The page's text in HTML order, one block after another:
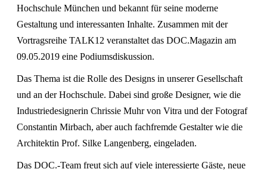
Hochschule München und bekannt für seine moderne
Gestaltung und interessanten Inhalte. Zusammen mit der
Vortragsreihe TALK12 veranstaltet das DOC.Magazin am
09.05.2019 eine Podiumsdiskussion.
Das Thema ist die Rolle des Designs in unserer Gesellschaft
und an der Hochschule. Dabei sind große Designer, wie die
Industriedesignerin Chrissie Muhr von Vitra und der Fotograf
Constantin Mirbach, aber auch fachfremde Gestalter wie die
Architektin Prof. Silke Langenberg, eingeladen.
Das DOC.-Team freut sich auf viele interessierte Gäste, neue